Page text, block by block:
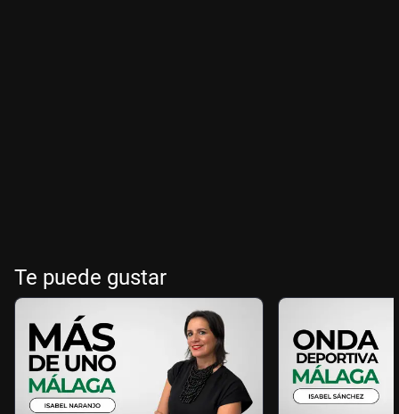
Te puede gustar